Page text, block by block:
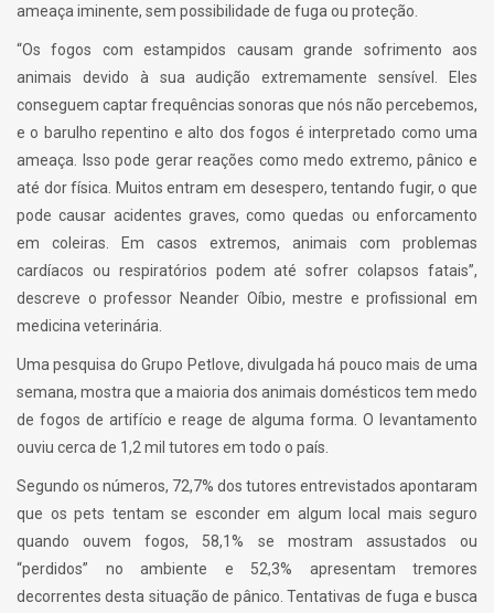
ameaça iminente, sem possibilidade de fuga ou proteção.
“Os fogos com estampidos causam grande sofrimento aos
animais devido à sua audição extremamente sensível. Eles
conseguem captar frequências sonoras que nós não percebemos,
e o barulho repentino e alto dos fogos é interpretado como uma
ameaça. Isso pode gerar reações como medo extremo, pânico e
até dor física. Muitos entram em desespero, tentando fugir, o que
pode causar acidentes graves, como quedas ou enforcamento
em coleiras. Em casos extremos, animais com problemas
cardíacos ou respiratórios podem até sofrer colapsos fatais”,
descreve o professor Neander Oíbio, mestre e profissional em
medicina veterinária.
Uma pesquisa do Grupo Petlove, divulgada há pouco mais de uma
semana, mostra que a maioria dos animais domésticos tem medo
de fogos de artifício e reage de alguma forma. O levantamento
ouviu cerca de 1,2 mil tutores em todo o país.
Segundo os números, 72,7% dos tutores entrevistados apontaram
que os pets tentam se esconder em algum local mais seguro
quando ouvem fogos, 58,1% se mostram assustados ou
“perdidos” no ambiente e 52,3% apresentam tremores
decorrentes desta situação de pânico. Tentativas de fuga e busca